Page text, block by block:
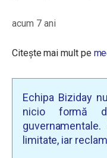
acum 7 ani
Citește mai mult pe
Echipa Biziday
nicio formă
limitate, iar